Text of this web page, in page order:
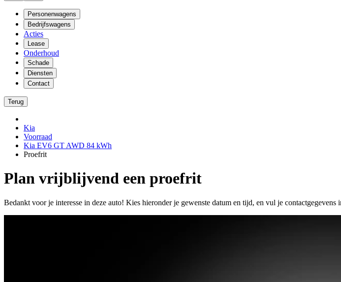
Personenwagens
Bedrijfswagens
Acties
Lease
Onderhoud
Schade
Diensten
Contact
Terug
Kia
Voorraad
Kia EV6 GT AWD 84 kWh
Proefrit
Plan vrijblijvend een proefrit
Bedankt voor je interesse in deze auto! Kies hieronder je gewenste datum en tijd, en vul je